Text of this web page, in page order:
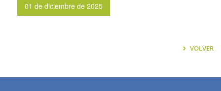
01 de diciembre de 2025
VOLVER